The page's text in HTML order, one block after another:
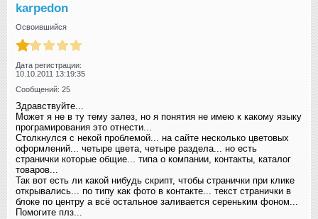
karpedon
Освоившийся
Дата регистрации:
10.10.2011 13:19:35
Сообщений: 25
Здравствуйте...
Может я не в ту тему залез, но я понятия не имею к какому языку
програмирования это отнести...
Столкнулся с некой проблемой... на сайте несколько цветовых
оформлений... четыре цвета, четыре раздела... но есть
странички которые общие... типа о компании, контакты, каталог
товаров...
Так вот есть ли какой нибудь скрипт, чтобы странички при клике
открывались... по типу как фото в контакте... текст странички в
блоке по центру а всё остальное заливается сереньким фоном...
Помогите плз...